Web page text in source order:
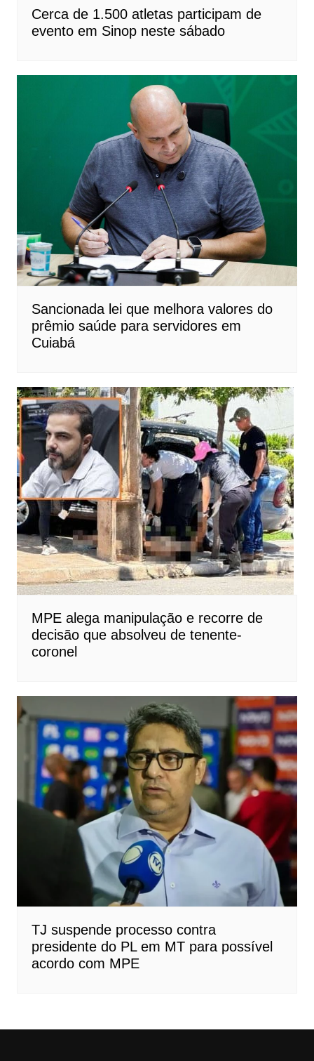
Cerca de 1.500 atletas participam de
evento em Sinop neste sábado
Sancionada lei que melhora valores do
prêmio saúde para servidores em
Cuiabá
MPE alega manipulação e recorre de
decisão que absolveu de tenente-
coronel
TJ suspende processo contra
presidente do PL em MT para possível
acordo com MPE